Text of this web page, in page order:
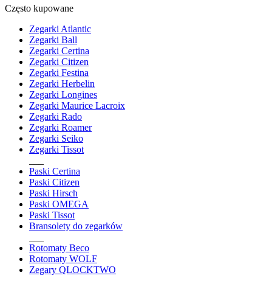
Często kupowane
Zegarki Atlantic
Zegarki Ball
Zegarki Certina
Zegarki Citizen
Zegarki Festina
Zegarki Herbelin
Zegarki Longines
Zegarki Maurice Lacroix
Zegarki Rado
Zegarki Roamer
Zegarki Seiko
Zegarki Tissot
Paski Certina
Paski Citizen
Paski Hirsch
Paski OMEGA
Paski Tissot
Bransolety do zegarków
Rotomaty Beco
Rotomaty WOLF
Zegary QLOCKTWO